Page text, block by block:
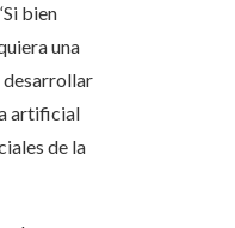
bien
una
desarrollar
artificial
de la